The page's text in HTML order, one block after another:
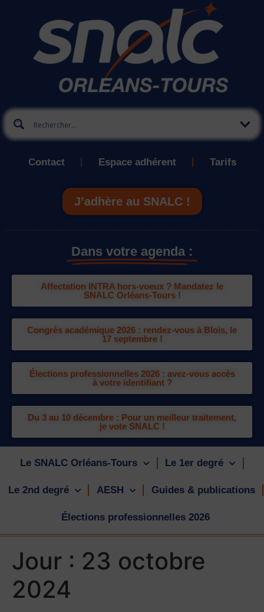
Contact Espace adhérent Tarifs
J’adhère au SNALC !
Dans votre agenda :
Affectation INTRA hors-voeux ? Mandatez le
SNALC Orléans-Tours !
Congrès académique 2026 : rendez-vous à Blois, le
17 septembre !
Élections professionnelles 2026 : avez-vous accès
à votre identifiant ?
Du 3 au 10 décembre : Pour un meilleur traitement,
je vote SNALC !
Le SNALC Orléans-Tours Le 1er degré
Le 2nd degré AESH Guides & publications
Élections professionnelles 2026
Jour : 23 octobre
2024